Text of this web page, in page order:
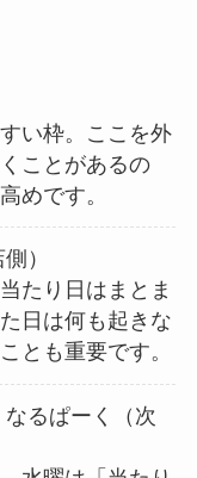
い枠。ここを外
ことがあるの
めです。
）
たり日はまとま
日は何も起きな
とも重要です。
るぱーく（次